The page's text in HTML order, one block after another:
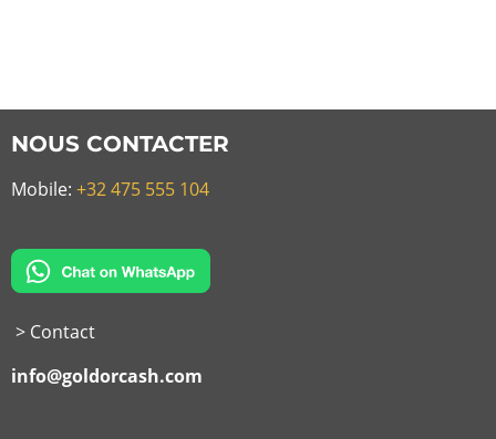
NOUS CONTACTER
Mobile: +32 475 555 104
> Contact
info@goldorcash.com